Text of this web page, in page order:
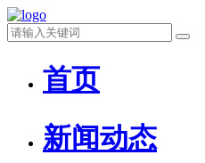
首页
新闻动态